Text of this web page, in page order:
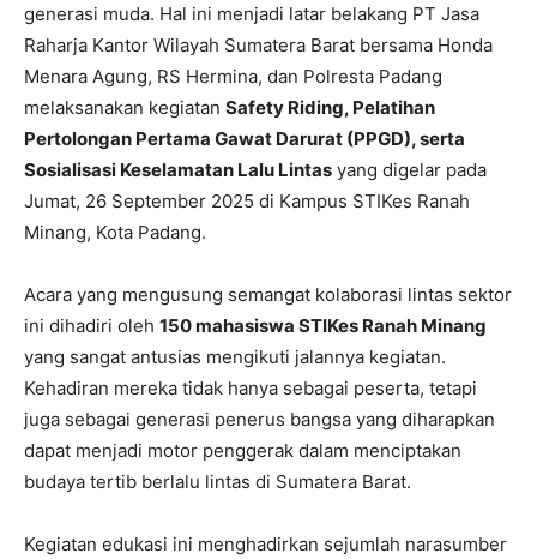
generasi muda. Hal ini menjadi latar belakang PT Jasa
Raharja Kantor Wilayah Sumatera Barat bersama Honda
Menara Agung, RS Hermina, dan Polresta Padang
melaksanakan kegiatan Safety Riding, Pelatihan
Pertolongan Pertama Gawat Darurat (PPGD), serta
Sosialisasi Keselamatan Lalu Lintas yang digelar pada
Jumat, 26 September 2025 di Kampus STIKes Ranah
Minang, Kota Padang.
Acara yang mengusung semangat kolaborasi lintas sektor
ini dihadiri oleh 150 mahasiswa STIKes Ranah Minang
yang sangat antusias mengikuti jalannya kegiatan.
Kehadiran mereka tidak hanya sebagai peserta, tetapi
juga sebagai generasi penerus bangsa yang diharapkan
dapat menjadi motor penggerak dalam menciptakan
budaya tertib berlalu lintas di Sumatera Barat.
Kegiatan edukasi ini menghadirkan sejumlah narasumber